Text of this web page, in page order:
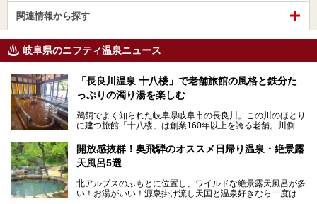
関連情報から探す
岐阜県のニフティ温泉ニュース
「長良川温泉 十八楼」で老舗旅館の風格と鉄分た
っぷりの濁り湯を楽しむ
鵜飼でよく知られた岐阜県岐阜市の長良川。この川のほとり
に建つ旅館「十八楼」は創業160年以上を誇る老舗。川側の
濁り湯で、地産地消にこだわった食事も定評があります。
そして大浴場は日帰り入浴もできるんですよ。泊まりでも日
岐阜の手仕事に触れる旅とともに楽しんでみてはいかがでし
ょう！
開放感抜群！奥飛騨のオススメ日帰り温泉・絶景露
天風呂5選
北アルプスのふもとに位置し、ワイルドな絶景露天風呂が多
い！お湯がいい！源泉掛け流し天国と温泉好きなら一度は行